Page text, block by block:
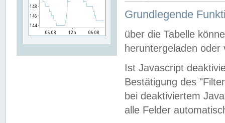
Grundlegende
über die Tabelle
heruntergeladen oder
Ist Javascript
Bestätigung des
bei deaktiviertem
alle Felder